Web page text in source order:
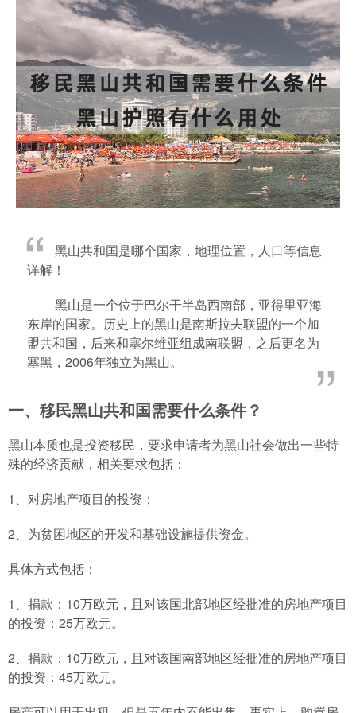
黑山共和国是哪个国家，地理位置，人口等信息
详解！
黑山是一个位于巴尔干半岛西南部，亚得里亚海
东岸的国家。历史上的黑山是南斯拉夫联盟的一个加
盟共和国，后来和塞尔维亚组成南联盟，之后更名为
塞黑，2006年独立为黑山。
一、移民黑山共和国需要什么条件？
黑山本质也是投资移民，要求申请者为黑山社会做出一些特
殊的经济贡献，相关要求包括：
1、对房地产项目的投资；
2、为贫困地区的开发和基础设施提供资金。
具体方式包括：
1、捐款：10万欧元，且对该国北部地区经批准的房地产项目
的投资：25万欧元。
2、捐款：10万欧元，且对该国南部地区经批准的房地产项目
的投资：45万欧元。